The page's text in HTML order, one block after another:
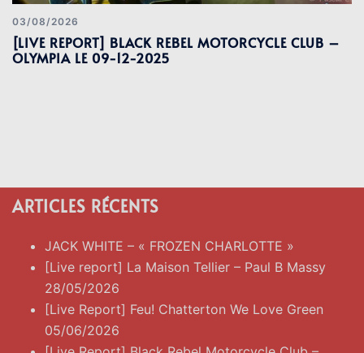
03/08/2026
[LIVE REPORT] BLACK REBEL MOTORCYCLE CLUB –
OLYMPIA LE 09-12-2025
ARTICLES RÉCENTS
JACK WHITE – « FROZEN CHARLOTTE »
[Live report] La Maison Tellier – Paul B Massy
28/05/2026
[Live Report] Feu! Chatterton We Love Green
05/06/2026